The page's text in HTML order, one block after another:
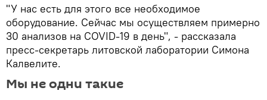
"У нас есть для этого все необходимое
оборудование. Сейчас мы осуществляем примерно
30 анализов на COVID-19 в день", - рассказала
пресс-секретарь литовской лаборатории Симона
Калвелите.
Мы не одни такие